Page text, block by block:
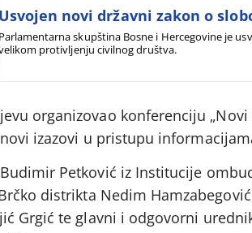
Usvojen novi državni zakon o
skupština Bosne i Hercegovine je
protivljenju civilnog društva.
organizovao konferenciju
izazovi u pristupu
Petković iz Institucije
distrikta Nedim
Grgić te glavni i odgovorni